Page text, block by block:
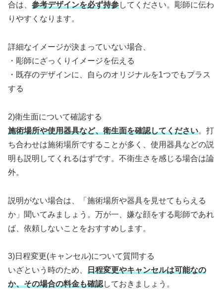
合は、 参考デザインを必ず持参してください。彫師に伝わ
りやすくなります。
詳細なイメージが決まっていない場合、
・彫師にざっくりイメージを伝える
・既存のデザインに、自らのオリジナルを1つでもプラス
する
2)衛生面について確認する
施術場所や使用器具など、衛生面を確認してください。打
ち合わせは施術場所ですることが多く、使用器具などの説
明も説明してくれるはずです。不衛生さを感じる場合は論
外。
説明がない場合は、「施術場所や器具を見せてもらえる
か」聞いてみましょう。万が一、嫌な顔をする彫師であれ
ば、依頼しないことをおすすめします。
3)日程変更(キャンセル)について質問する
いざという時のため、 日程変更やキャンセルは可能なの
か、その場合の料金も確認しておきましょう。